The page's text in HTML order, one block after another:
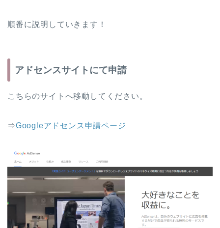
順番に説明していきます！
アドセンスサイトにて申請
こちらのサイトへ移動してください。
⇒Googleアドセンス申請ページ